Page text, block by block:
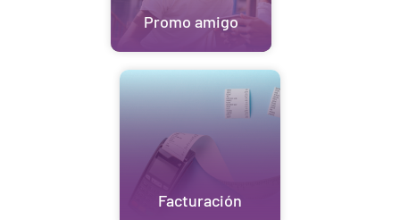
Promo amigo
Facturación